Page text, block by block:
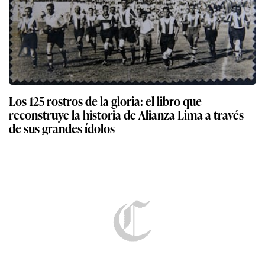
Los 125 rostros de la gloria: el libro que
reconstruye la historia de Alianza Lima a través
de sus grandes ídolos